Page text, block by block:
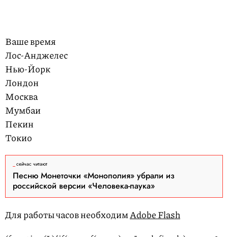
Ваше время
Лос-Анджелес
Нью-Йорк
Лондон
Москва
Мумбаи
Пекин
Токио
сейчас читают
Песню Монеточки «Монополия» убрали из
российской версии «Человека-паука»
Для работы часов необходимAdobe Flash